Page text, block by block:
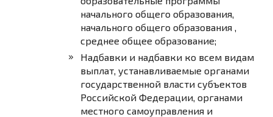
начального общего образования,
начального общего образования ,
среднее общее образование;
Надбавки и надбавки ко всем видам
выплат, устанавливаемые органами
государственной власти субъектов
Российской Федерации, органами
местного самоуправления и